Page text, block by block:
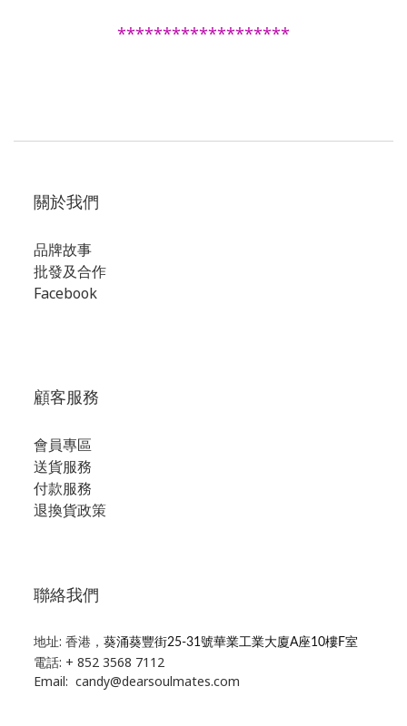
*******************
關於我們
品牌故事
批發及合作
Facebook
顧客服務
會員專區
送貨服務
付款服務
退換貨政策
聯絡我們
地址: 香港， 葵涌葵豐街25-31號華業工業大廈A座10樓F室
電話: + 852 3568 7112
Email: candy@dearsoulmates.com